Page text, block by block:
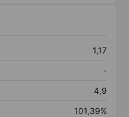
1,17
-
4,9
101,39%